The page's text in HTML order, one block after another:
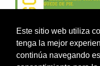
Este sitio web utiliza
tenga la mejor
continúa navegando